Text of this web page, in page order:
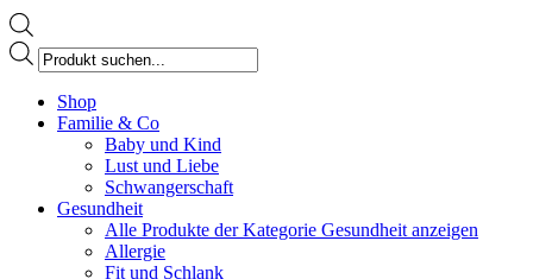
Products
search
page
opens
Shop
Familie & Co
Baby und Kind
Lust und Liebe
Schwangerschaft
Gesundheit
Alle Produkte der Kategorie Gesundheit anzeigen
Allergie
Fit und Schlank